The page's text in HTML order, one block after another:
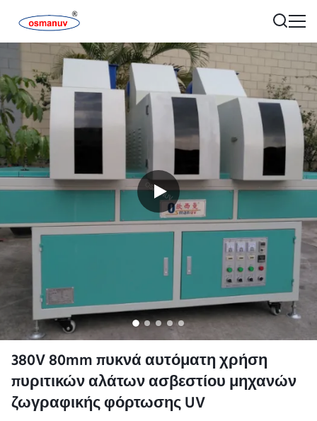
380V 80mm πυκνά αυτόματη χρήση
πυριτικών αλάτων ασβεστίου μηχανών
ζωγραφικής φόρτωσης UV